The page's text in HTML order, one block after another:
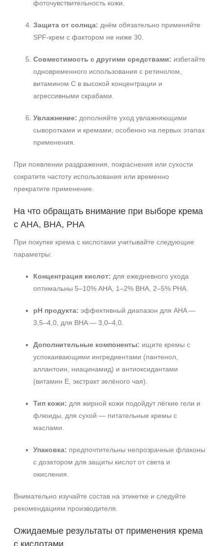
фоточувствительность кожи.
Защита от солнца: днём обязательно применяйте
SPF-крем с фактором не ниже 30.
Совместимость с другими средствами: избегайте
одновременного использования с ретинолом,
витамином С в высокой концентрации и
агрессивными скрабами.
Увлажнение: дополняйте уход увлажняющими
сыворотками и кремами, особенно на первых этапах
применения.
При появлении раздражения, покраснения или сухости
сократите частоту использования или временно
прекратите применение.
На что обращать внимание при выборе крема
с AHA, BHA, PHA
При покупке крема с кислотами учитывайте следующие
параметры:
Концентрация кислот: для ежедневного ухода
оптимальны 5–10% AHA, 1–2% BHA, 2–5% PHA.
pH продукта: эффективный диапазон для AHA —
3,5–4,0, для BHA — 3,0–4,0.
Дополнительные компоненты: ищите кремы с
успокаивающими ингредиентами (пантенол,
аллантоин, ниацинамид) и антиоксидантами
(витамин Е, экстракт зелёного чая).
Тип кожи: для жирной кожи подойдут лёгкие гели и
флюиды, для сухой — питательные кремы с
маслами.
Упаковка: предпочтительны непрозрачные флаконы
с дозатором для защиты кислот от света и
окисления.
Внимательно изучайте состав на этикетке и следуйте
рекомендациям производителя.
Ожидаемые результаты от применения крема
с кислотами